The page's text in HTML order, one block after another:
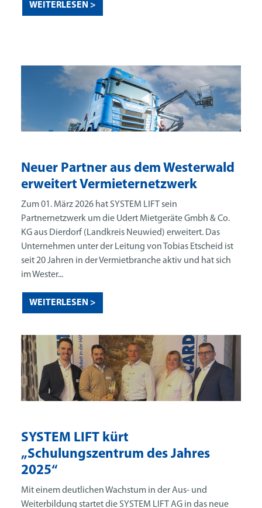
SYSTEM LIFT kürt
„Schulungszentrum des Jahres
2025“
Mit einem deutlichen Wachstum in der Aus- und
Weiterbildung startet die SYSTEM LIFT AG in das neue
Neuer Partner aus dem Westerwald
erweitert Vermieternetzwerk
Zum 01. März 2026 hat SYSTEM LIFT sein
Partnernetzwerk um die Udert Mietgeräte Gmbh & Co.
KG aus Dierdorf (Landkreis Neuwied) erweitert. Das
Unternehmen unter der Leitung von Tobias Etscheid ist
seit 20 Jahren in der Vermietbranche aktiv und hat sich
im Wester...
WEITERLESEN >
WEITERLESEN >